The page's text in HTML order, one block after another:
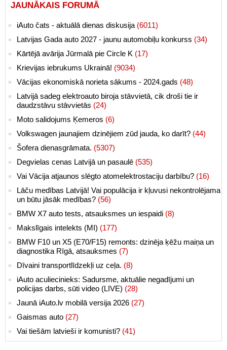
JAUNĀKAIS FORUMĀ
iAuto čats - aktuālā dienas diskusija (6011)
Latvijas Gada auto 2027 - jaunu automobiļu konkurss (34)
Kārtējā avārija Jūrmalā pie Circle K (17)
Krievijas iebrukums Ukrainā! (9034)
Vācijas ekonomiskā norieta sākums - 2024.gads (48)
Latvijā sadeg elektroauto biroja stāvvietā, cik droši tie ir
daudzstāvu stāvvietās (24)
Moto salidojums Ķemeros (6)
Volkswagen jaunajiem dzinējiem zūd jauda, ko darīt? (44)
Šofera dienasgrāmata. (5307)
Degvielas cenas Latvijā un pasaulē (535)
Vai Vācija atjaunos slēgto atomelektrostaciju darbību? (16)
Lāču medības Latvijā! Vai populācija ir kļuvusi nekontrolējama
un būtu jāsāk medības? (56)
BMW X7 auto tests, atsauksmes un iespaidi (8)
Makslīgais intelekts (MI) (177)
BMW F10 un X5 (E70/F15) remonts: dzinēja ķēžu maiņa un
diagnostika Rīgā, atsauksmes (7)
Dīvaini transportlīdzekļi uz ceļa. (8)
iAuto aculiecinieks: Sadursme, aktuālie negadījumi un
policijas darbs, sūti video (LIVE) (28)
Jaunā iAuto.lv mobilā versija 2026 (27)
Gaismas auto (27)
Vai tiešām latvieši ir komunisti? (41)